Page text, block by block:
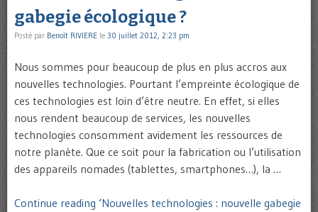
gabegie écologique ?
Posté par Benoît RIVIERE le 30 juillet 2012, 2:23 pm
Nous sommes pour beaucoup de plus en plus accros aux
nouvelles technologies. Pourtant l’empreinte écologique de
ces technologies est loin d’être neutre. En effet, si elles
nous rendent beaucoup de services, les nouvelles
technologies consomment avidement les ressources de
notre planète. Que ce soit pour la fabrication ou l’utilisation
des appareils nomades (tablettes, smartphones…), la …
Continue reading ‘Nouvelles technologies : nouvelle gabegie